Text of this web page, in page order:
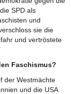
SPD als
und
sie die
und vertröstete
Faschismus?
der Westmächte
und die USA